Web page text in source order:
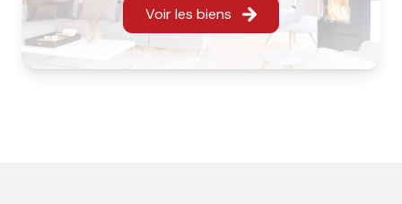
Voir les biens